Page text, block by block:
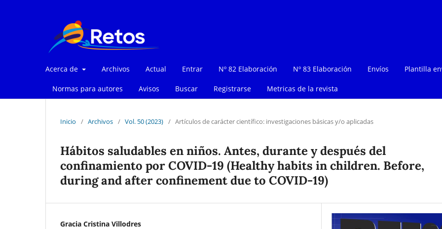
Acerca de Archivos Actual Entrar Nº 82 Elaboración Nº 83 Elaboración Envíos Plantilla
Normas para autores Avisos Buscar Registrarse Metricas de la revista
Inicio / Archivos / Vol. 50 (2023) / Artículos de carácter científico: investigaciones básicas y/o aplicadas
Hábitos saludables en niños. Antes, durante y después del
confinamiento por COVID-19 (Healthy habits in children. Before,
during and after confinement due to COVID-19)
Gracia Cristina Villodres